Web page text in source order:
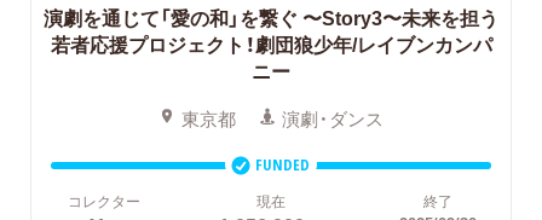
演劇を通じて「愛の和」を繋ぐ 〜Story3〜未来を担う
若者応援プロジェクト！劇団狼少年/レイブンカンパ
ニー
東京都 演劇・ダンス
FUNDED
コレクター
現在 終了